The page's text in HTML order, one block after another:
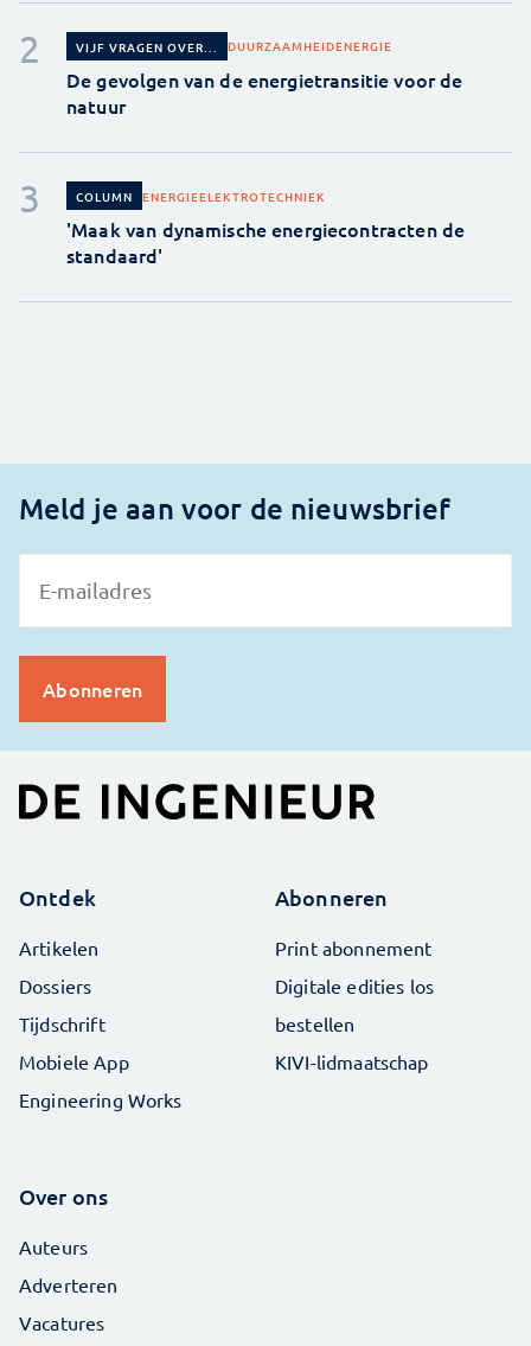
VIJF VRAGEN OVER... DUURZAAMHEIDENERGIE
De gevolgen van de energietransitie voor de
natuur
COLUMN ENERGIEELEKTROTECHNIEK
'Maak van dynamische energiecontracten de
standaard'
Meld je aan voor de nieuwsbrief
Ontdek
Artikelen
Dossiers
Tijdschrift
Mobiele App
Engineering Works
Abonneren
Print abonnement
Digitale edities los
bestellen
KIVI-lidmaatschap
Over ons
Auteurs
Adverteren
Vacatures